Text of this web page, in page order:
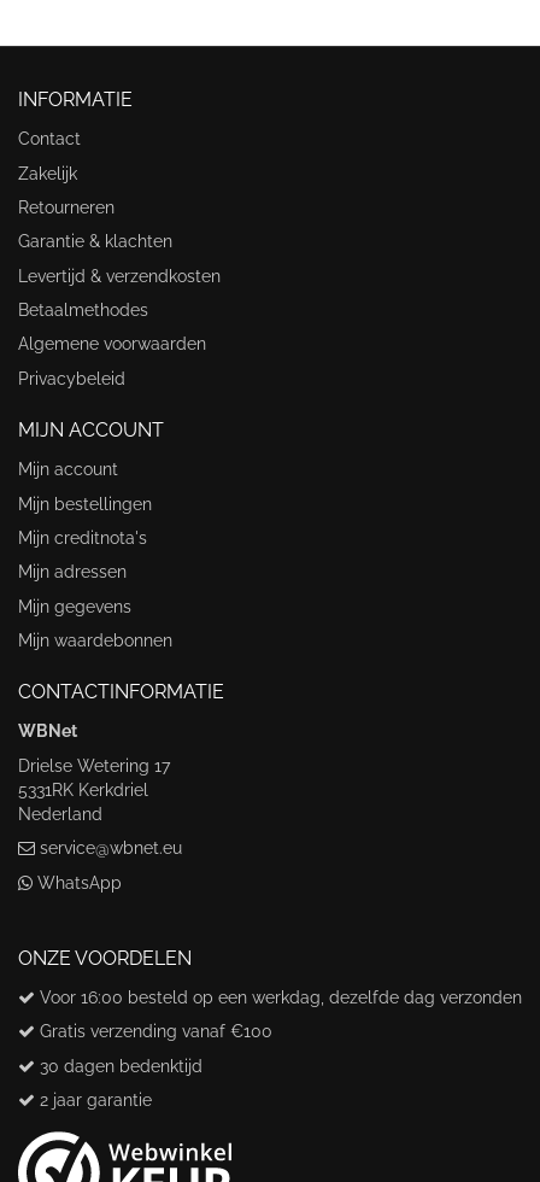
INFORMATIE
Contact
Zakelijk
Retourneren
Garantie & klachten
Levertijd & verzendkosten
Betaalmethodes
Algemene voorwaarden
Privacybeleid
MIJN ACCOUNT
Mijn account
Mijn bestellingen
Mijn creditnota's
Mijn adressen
Mijn gegevens
Mijn waardebonnen
CONTACTINFORMATIE
WBNet
Drielse Wetering 17
5331RK Kerkdriel
Nederland
service@wbnet.eu
WhatsApp
ONZE VOORDELEN
Voor 16:00 besteld op een werkdag, dezelfde dag verzonden
Gratis verzending vanaf €100
30 dagen bedenktijd
2 jaar garantie